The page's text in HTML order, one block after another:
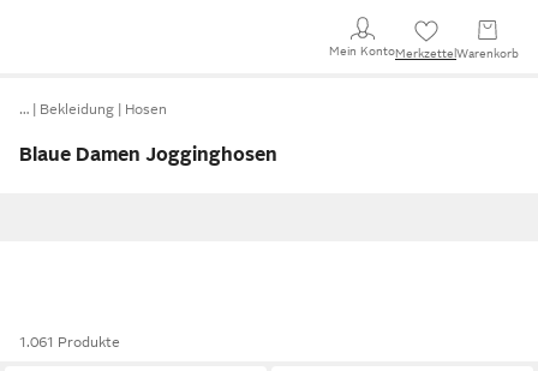
Mein KontoMerkzettel Warenkorb
… Bekleidung Hosen
Blaue Damen Jogginghosen
1.061 Produkte